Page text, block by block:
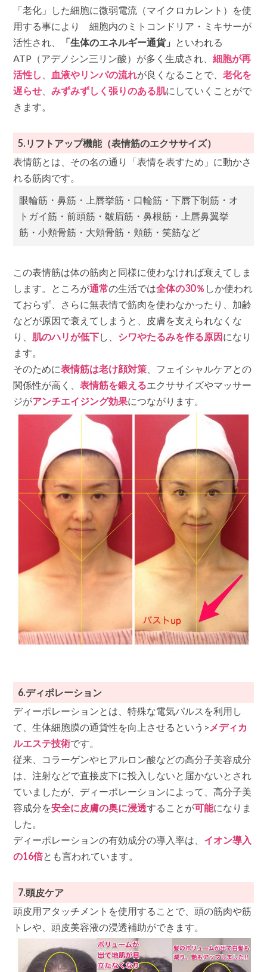
「老化」した細胞に微弱電流（マイクロカレント）を使
用する事により 細胞内のミトコンドリア・ミキサーが
活性され、
「生体のエネルギー通貨」
といわれる
ATP（アデノシン三リン酸）が多く生成され、細胞が再
活性し
血液やリンパの流れが良くなることで、老化を
遅らせ 、みずみずしく張りのある肌にしていくことがで
きます。
5.リフトアップ機能（表情筋のエクササイズ）
表情筋とは、その名の通り「表情を表すため」に動かさ
れる筋肉です。
眼輪筋・鼻筋・上唇挙筋・口輪筋・下唇下制筋・オ
トガイ筋・前頭筋・皺眉筋・鼻根筋・上唇鼻翼挙
筋・小頬骨筋・大頬骨筋・頬筋・笑筋など
この表情筋は体の筋肉と同様に使わなければ衰えてしま
します。ところが通常の生活では全体の30％ しか使われ
ておらず、さらに無表情で筋肉を使わなかったり、加齢
などが原因で衰えてしまうと、皮膚を支えられなくな
り、 肌のハリが低下し、 シワやたるみを作る原因になり
ます。
そのために表情筋は老け顔対策 、フェイシャルケアとの
関係性が高く、表情筋を鍛えるエクササイズやマッサー
ジがアンチエイジング効果につながります。
6.ディポレーション
ディーポレーションとは、特殊な電気パルスを利用し
て、生体細胞膜の通貨性を向上させるという> メディカ
ルエステ技術です。
従来、コラーゲンやヒアルロン酸などの高分子美容成分
は、注射などで直接皮下に投入しないと届かないとされ
ていましたが、ディーポレーションによって、高分子美
容成分を安全に皮膚の奥に浸透することが可能になりま
した。
ディーポレーションの有効成分の導入率は、 イオン導入
の16倍とも言われています。
7.頭皮ケア
頭皮用アタッチメントを使用することで、頭の筋肉や筋
トレや、頭皮美容液の浸透補助ができます。